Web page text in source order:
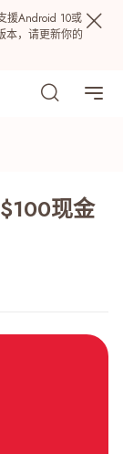
援Android 10或
本，请更新你的
现金